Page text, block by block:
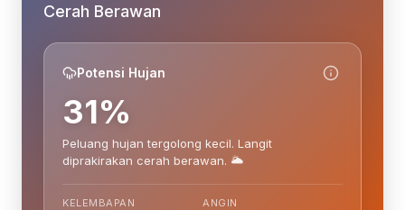
Cerah Berawan
Potensi Hujan
31%
Peluang hujan tergolong kecil. Langit
diprakirakan cerah berawan. 🌥️
KELEMBAPAN ANGIN